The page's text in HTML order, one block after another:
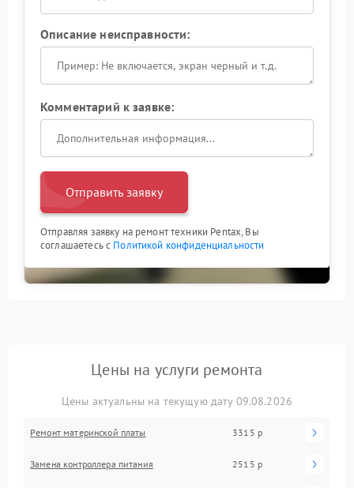
Описание неисправности:
Комментарий к заявке:
Отправить заявку
Отправляя заявку на ремонт техники Pentax, Вы
соглашаетесь с Политикой конфиденциальности
Цены на услуги ремонта
Цены актуальны на текущую дату 09.08.2026
Ремонт материнской платы 3315 р
Замена контроллера питания 2515 р